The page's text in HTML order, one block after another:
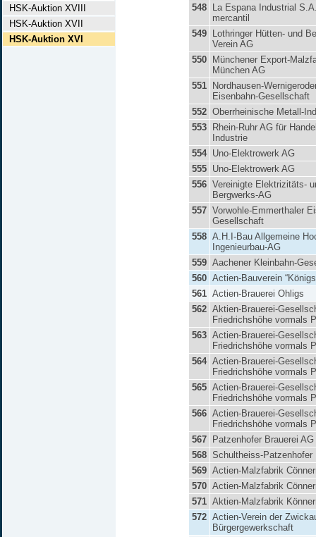
HSK-Auktion XVIII
HSK-Auktion XVII
HSK-Auktion XVI
548
La Espana Industrial
mercantil
549
Lothringer Hütten- und
Verein AG
550
Münchener Export-
München AG
551
Nordhausen-
Eisenbahn-Gesellschaft
552 Oberrheinische Metall-
553
Rhein-Ruhr AG für
Industrie
554 Uno-Elektrowerk AG
555 Uno-Elektrowerk AG
556 Vereinigte Elektrizitäts-
Bergwerks-AG
557 Vorwohle-Emmerthaler
Gesellschaft
558 A.H.I-Bau Allgemeine
Ingenieurbau-AG
559 Aachener Kleinbahn-
560 Actien-Bauverein
561 Actien-Brauerei Ohligs
562 Aktien-Brauerei-
Friedrichshöhe vormals
563 Actien-Brauerei-
Friedrichshöhe vormals
564 Actien-Brauerei-
Friedrichshöhe vormals
565 Actien-Brauerei-
Friedrichshöhe vormals
566 Actien-Brauerei-
Friedrichshöhe vormals
567
Patzenhofer Brauerei AG
568 Schultheiss-Patzenhofer
569 Actien-Malzfabrik
570 Actien-Malzfabrik
571 Aktien-Malzfabrik
572 Actien-Verein der
Bürgergewerkschaft